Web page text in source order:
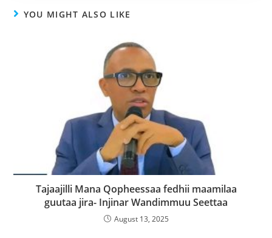
YOU MIGHT ALSO LIKE
Tajaajilli Mana Qopheessaa fedhii maamilaa
guutaa jira- Injinar Wandimmuu Seettaa
August 13, 2025